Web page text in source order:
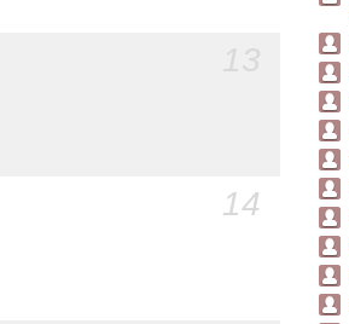
14